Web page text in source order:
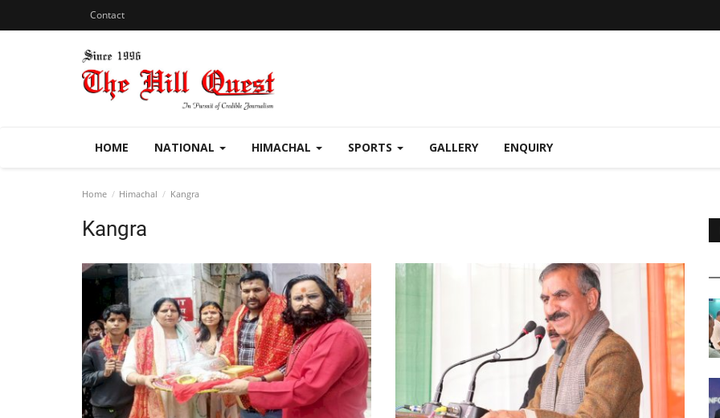
Contact
HOME NATIONAL HIMACHAL SPORTS GALLERY ENQUIRY
Home Himachal Kangra
Kangra